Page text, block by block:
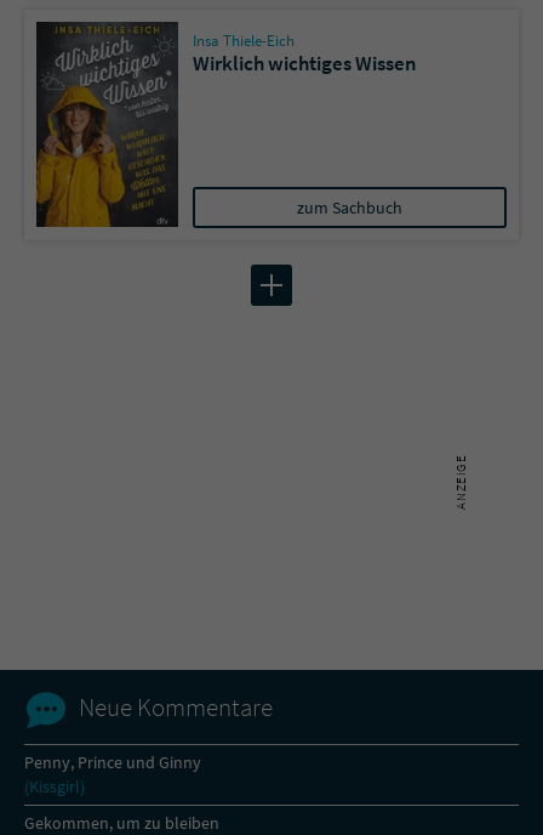
Insa Thiele-Eich
Wirklich wichtiges Wissen
zum Sachbuch
Neue Kommentare
Penny, Prince und Ginny
(Kissgirl)
Gekommen, um zu bleiben